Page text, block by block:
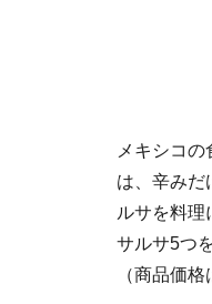
メキシコ
は、辛みだ
ルサを料
サルサ5つ
（商品価